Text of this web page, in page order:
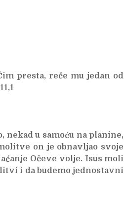
presta, reče mu jedan od
nekad u samoću na planine,
on je obnavljao svoje
Očeve volje. Isus moli
i da budemo jednostavni